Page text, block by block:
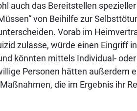
auch das Bereitstellen
von Beihilfe zur
Vorab im
zulasse, würde einen Eingriff
könnten mittels Individual-
Personen hätten außerdem
die im Ergebnis ihr